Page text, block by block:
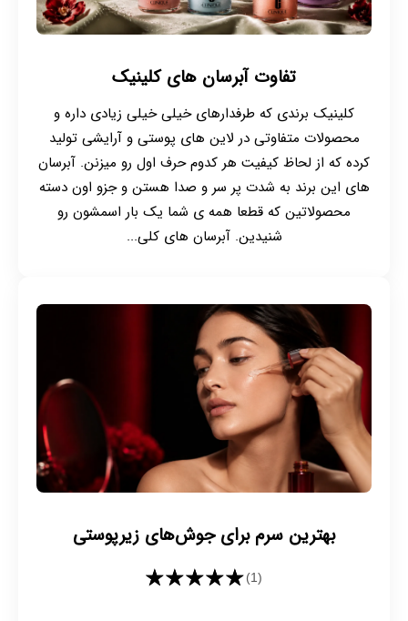
تفاوت آبرسان های کلینیک
کلینیک برندی که طرفدارهای خیلی خیلی زیادی داره و
محصولات متفاوتی در لاین های پوستی و آرایشی تولید
کرده که از لحاظ کیفیت هر کدوم حرف اول رو میزنن. آبرسان
های این برند به شدت پر سر و صدا هستن و جزو اون دسته
محصولاتین که قطعا همه ی شما یک بار اسمشون رو
شنیدین. آبرسان های کلی...
بهترین سرم برای جوش‌های زیرپوستی
★★★★★(1)